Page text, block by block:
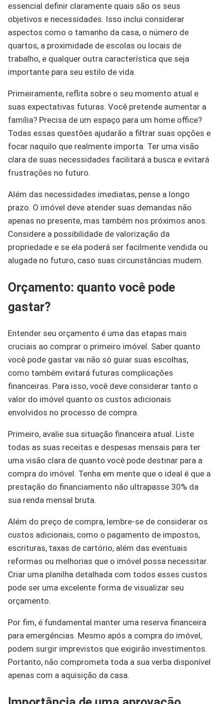
essencial definir claramente quais são os seus
objetivos e necessidades. Isso inclui considerar
aspectos como o tamanho da casa, o número de
quartos, a proximidade de escolas ou locais de
trabalho, e qualquer outra característica que seja
importante para seu estilo de vida.
Primeiramente, reflita sobre o seu momento atual e
suas expectativas futuras. Você pretende aumentar a
família? Precisa de um espaço para um home office?
Todas essas questões ajudarão a filtrar suas opções e
focar naquilo que realmente importa. Ter uma visão
clara de suas necessidades facilitará a busca e evitará
frustrações no futuro.
Além das necessidades imediatas, pense a longo
prazo. O imóvel deve atender suas demandas não
apenas no presente, mas também nos próximos anos.
Considere a possibilidade de valorização da
propriedade e se ela poderá ser facilmente vendida ou
alugada no futuro, caso suas circunstâncias mudem.
Orçamento: quanto você pode
gastar?
Entender seu orçamento é uma das etapas mais
cruciais ao comprar o primeiro imóvel. Saber quanto
você pode gastar vai não só guiar suas escolhas,
como também evitará futuras complicações
financeiras. Para isso, você deve considerar tanto o
valor do imóvel quanto os custos adicionais
envolvidos no processo de compra.
Primeiro, avalie sua situação financeira atual. Liste
todas as suas receitas e despesas mensais para ter
uma visão clara de quanto você pode destinar para a
compra do imóvel. Tenha em mente que o ideal é que a
prestação do financiamento não ultrapasse 30% da
sua renda mensal bruta.
Além do preço de compra, lembre-se de considerar os
custos adicionais, como o pagamento de impostos,
escrituras, taxas de cartório, além das eventuais
reformas ou melhorias que o imóvel possa necessitar.
Criar uma planilha detalhada com todos esses custos
pode ser uma excelente forma de visualizar seu
orçamento.
Por fim, é fundamental manter uma reserva financeira
para emergências. Mesmo após a compra do imóvel,
podem surgir imprevistos que exigirão investimentos.
Portanto, não comprometa toda a sua verba disponível
apenas com a aquisição da casa.